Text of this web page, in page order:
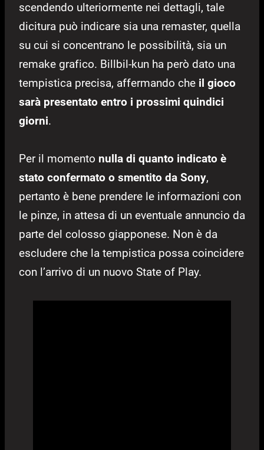
scendendo ulteriormente nei dettagli, tale
dicitura può indicare sia una remaster, quella
su cui si concentrano le possibilità, sia un
remake grafico. Billbil-kun ha però dato una
tempistica precisa, affermando che il gioco
sarà presentato entro i prossimi quindici
giorni.
Per il momento nulla di quanto indicato è
stato confermato o smentito da Sony,
pertanto è bene prendere le informazioni con
le pinze, in attesa di un eventuale annuncio da
parte del colosso giapponese. Non è da
escludere che la tempistica possa coincidere
con l’arrivo di un nuovo State of Play.